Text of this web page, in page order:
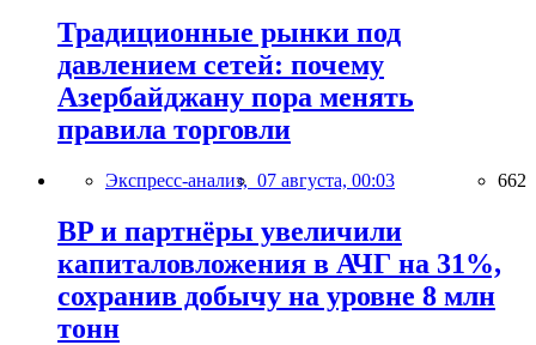
Традиционные рынки под
давлением сетей: почему
Азербайджану пора менять
правила торговли
Экспресс-анализ, 07 августа, 00:03 662
BP и партнёры увеличили
капиталовложения в АЧГ на 31%,
сохранив добычу на уровне 8 млн
тонн